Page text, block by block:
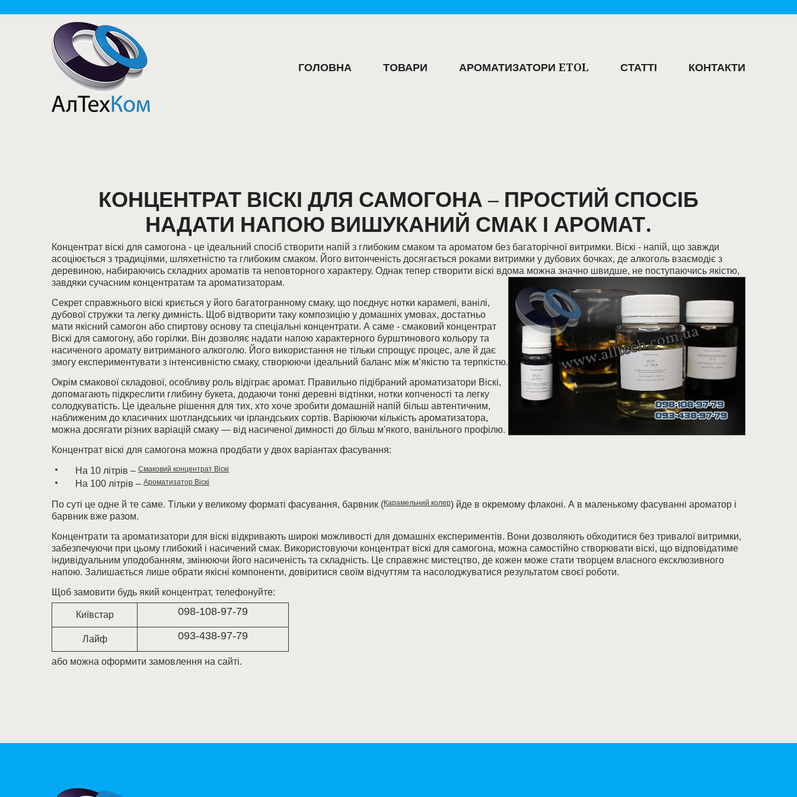
ГОЛОВНА ТОВАРИ АРОМАТИЗАТОРИ ETOL СТАТТІ КОНТАКТИ
КОНЦЕНТРАТ ВІСКІ ДЛЯ САМОГОНА – ПРОСТИЙ СПОСІБ
НАДАТИ НАПОЮ ВИШУКАНИЙ СМАК І АРОМАТ.
Концентрат віскі для самогона - це ідеальний спосіб створити напій з глибоким смаком та ароматом без багаторічної витримки. Віскі - напій, що завжди
асоціюється з традиціями, шляхетністю та глибоким смаком. Його витонченість досягається роками витримки у дубових бочках, де алкоголь взаємодіє з
деревиною, набираючись складних ароматів та неповторного характеру. Однак тепер створити віскі вдома можна значно швидше, не поступаючись якістю,
завдяки сучасним концентратам та ароматизаторам.
Секрет справжнього віскі криється у його багатогранному смаку, що поєднує нотки карамелі, ванілі,
дубової стружки та легку димність. Щоб відтворити таку композицію у домашніх умовах, достатньо
мати якісний самогон або спиртову основу та спеціальні концентрати. А саме - смаковий концентрат
Віскі для самогону, або горілки. Він дозволяє надати напою характерного бурштинового кольору та
насиченого аромату витриманого алкоголю. Його використання не тільки спрощує процес, але й дає
змогу експериментувати з інтенсивністю смаку, створюючи ідеальний баланс між м’якістю та терпкістю.
Окрім смакової складової, особливу роль відіграє аромат. Правильно підібраний ароматизатори Віскі,
допомагають підкреслити глибину букета, додаючи тонкі деревні відтінки, нотки копченості та легку
солодкуватість. Це ідеальне рішення для тих, хто хоче зробити домашній напій більш автентичним,
наближеним до класичних шотландських чи ірландських сортів. Варіюючи кількість ароматизатора,
можна досягати різних варіацій смаку — від насиченої димності до більш м'якого, ванільного профілю.
Концентрат віскі для самогона можна продбати у двох варіантах фасування:
На 10 літрів – Смаковий концентрат Віскі
На 100 літрів – Ароматизатор Віскі
По суті це одне й те саме. Тільки у великому форматі фасування, барвник (Карамельний колер) йде в окремому флаконі. А в маленькому фасуванні ароматор і
барвник вже разом.
Концентрати та ароматизатори для віскі відкривають широкі можливості для домашніх експериментів. Вони дозволяють обходитися без тривалої витримки,
забезпечуючи при цьому глибокий і насичений смак. Використовуючи концентрат віскі для самогона, можна самостійно створювати віскі, що відповідатиме
індивідуальним уподобанням, змінюючи його насиченість та складність. Це справжнє мистецтво, де кожен може стати творцем власного ексклюзивного
напою. Залишається лише обрати якісні компоненти, довіритися своїм відчуттям та насолоджуватися результатом своєї роботи.
Щоб замовити будь який концентрат, телефонуйте:
Київстар 098-108-97-79
Лайф 093-438-97-79
або можна оформити замовлення на сайті.